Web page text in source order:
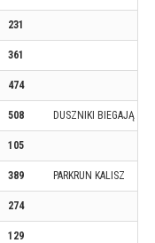
231
361
474
508 DUSZNIKI BIEGAJĄ
105
389 PARKRUN KALISZ
274
129